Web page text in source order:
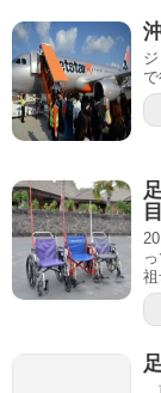
で
祖